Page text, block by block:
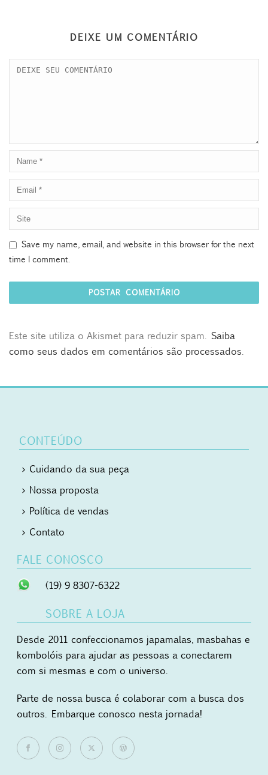
DEIXE UM COMENTÁRIO
Save my name, email, and website in this browser for the next
time I comment.
Este site utiliza o Akismet para reduzir spam. Saiba
como seus dados em comentários são processados.
CONTEÚDO
Cuidando da sua peça
Nossa proposta
Política de vendas
Contato
FALE CONOSCO
(19) 9 8307-6322
SOBRE A LOJA
Desde 2011 confeccionamos japamalas, masbahas e
kombolóis para ajudar as pessoas a conectarem
com si mesmas e com o universo.
Parte de nossa busca é colaborar com a busca dos
outros. Embarque conosco nesta jornada!